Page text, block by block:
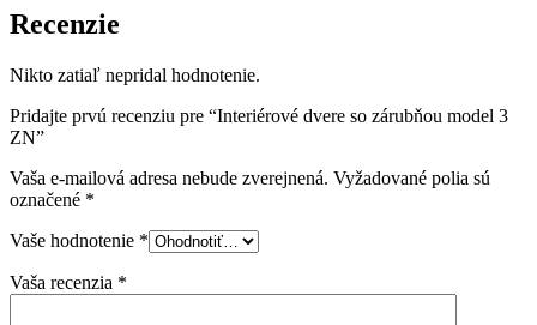
Recenzie
Nikto zatiaľ nepridal hodnotenie.
Pridajte prvú recenziu pre “Interiérové dvere so zárubňou model 3
ZN”
Vaša e-mailová adresa nebude zverejnená. Vyžadované polia sú
označené *
Vaše hodnotenie *
Vaša recenzia *